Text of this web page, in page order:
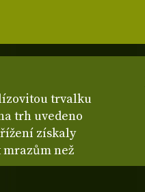
trvalku
trh uvedeno
získaly
mrazům než